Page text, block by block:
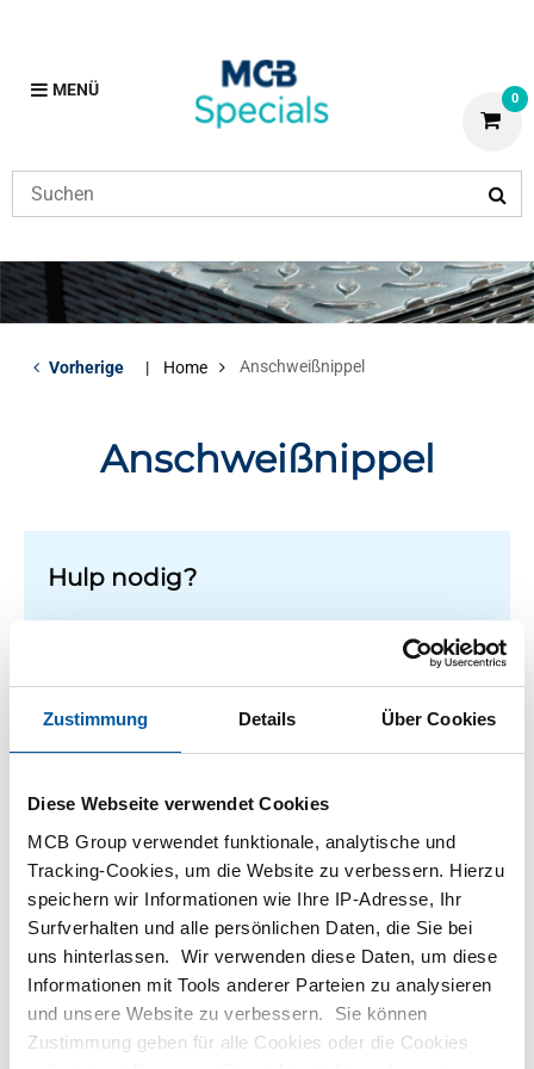
Zustimmung Details Über Cookies
Diese Webseite verwendet Cookies
MCB Group verwendet funktionale, analytische und
Tracking-Cookies, um die Website zu verbessern. Hierzu
speichern wir Informationen wie Ihre IP-Adresse, Ihr
Surfverhalten und alle persönlichen Daten, die Sie bei
uns hinterlassen. Wir verwenden diese Daten, um diese
Informationen mit Tools anderer Parteien zu analysieren
und unsere Website zu verbessern. Sie können
Zustimmung geben für alle Cookies oder die Cookies
MENÜ 0
Vorherige Home Anschweißnippel
Anschweißnippel
Hulp nodig?
1-1von 1
auf
Filteren